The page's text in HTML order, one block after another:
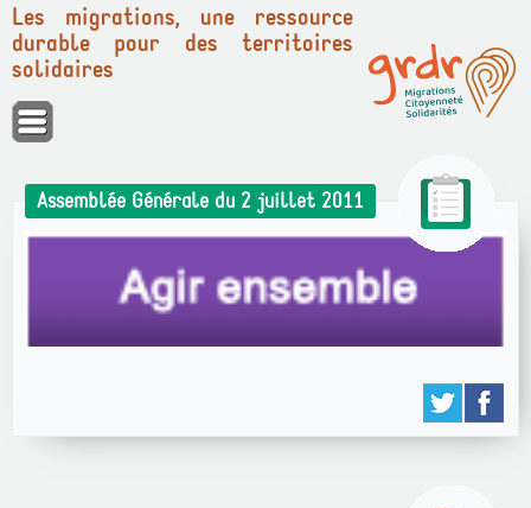
Panneau de gestion des cookies
Les migrations, une ressource
durable pour des territoires
solidaires
Assemblée Générale du 2 juillet 2011